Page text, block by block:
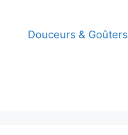
Douceurs & Goûters